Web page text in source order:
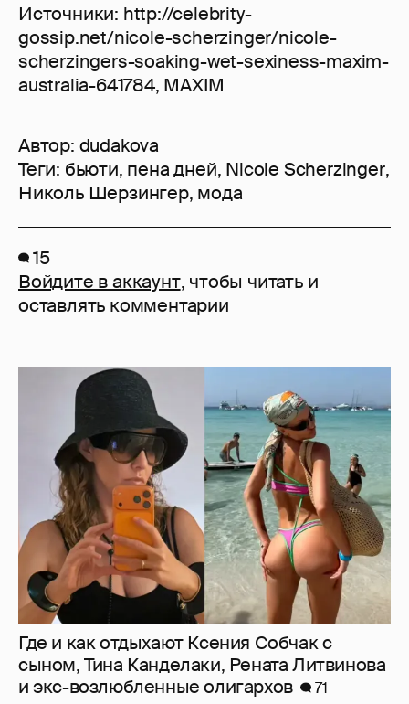
Источники: http://celebrity-
gossip.net/nicole-scherzinger/nicole-
scherzingers-soaking-wet-sexiness-maxim-
australia-641784, MAXIM
Автор: dudakova
Теги: бьюти, пена дней, Nicole Scherzinger,
Николь Шерзингер, мода
15
Войдите в аккаунт, чтобы читать и
оставлять комментарии
Где и как отдыхают Ксения Собчак с
сыном, Тина Канделаки, Рената Литвинова
и экс-возлюбленные олигархов
71